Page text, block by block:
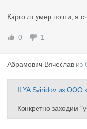
Карго.лт умер почти, я
0 1
Абрамович Вячеслав из
ILYA Sviridov из ООО
Конкретно заходим
нинградом,